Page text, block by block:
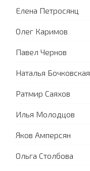
Елена Петросянц
Олег Каримов
Павел Чернов
Наталья Бочковская
Ратмир Саяхов
Илья Молодцов
Яков Амперсян
Ольга Столбова